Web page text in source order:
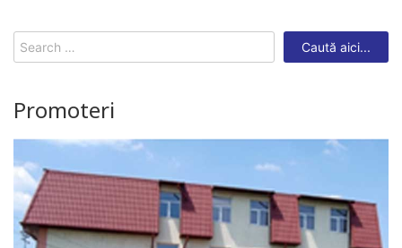
Search
for:
Promoteri